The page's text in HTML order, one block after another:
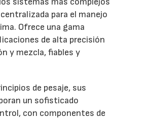
para el manejo
Ofrece una gama
de alta precisión
y mezcla, fiables y
de pesaje, sus
un sofisticado
con componentes de